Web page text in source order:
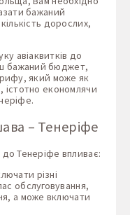
бажаний
дорослих,
авіаквитків до
бажаний бюджет,
який може як
істотно економлячи
– Тенеріфе
до Тенеріфе впливає:
різні
обслуговування,
а може включати